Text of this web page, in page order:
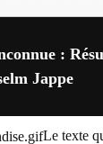
:
Jappe
Le texte